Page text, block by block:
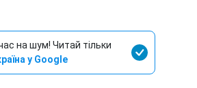
на шум! Читай тільки
у Google